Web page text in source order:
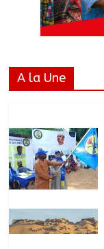
A la Une